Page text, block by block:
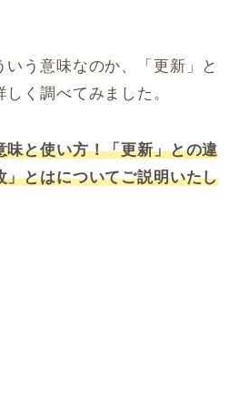
いう意味なのか、「更新」と
く調べてみました。
味と使い方！「更新」との違
」とはについてご説明いたし